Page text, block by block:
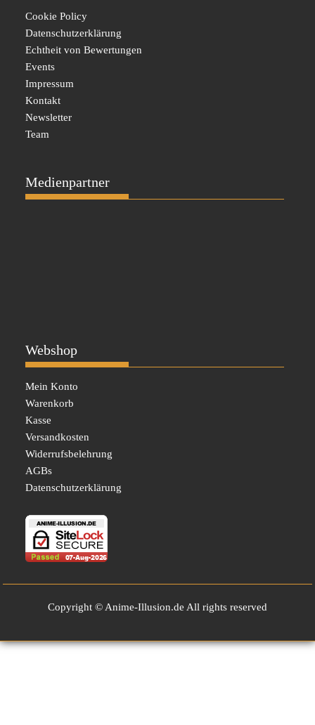
Cookie Policy
Datenschutzerklärung
Echtheit von Bewertungen
Events
Impressum
Kontakt
Newsletter
Team
Medienpartner
Webshop
Mein Konto
Warenkorb
Kasse
Versandkosten
Widerrufsbelehrung
AGBs
Datenschutzerklärung
Copyright © Anime-Illusion.de All rights reserved